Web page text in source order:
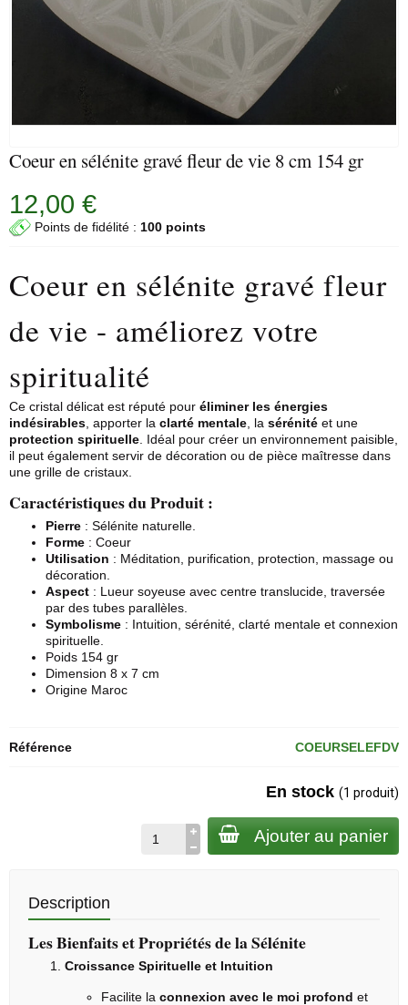
Coeur en sélénite gravé fleur de vie 8 cm 154 gr
12,00 €
Points de fidélité : 100 points
Coeur en sélénite gravé fleur
de vie - améliorez votre
spiritualité
Ce cristal délicat est réputé pour éliminer les énergies
indésirables , apporter la clarté mentale , la sérénité et une
protection spirituelle . Idéal pour créer un environnement paisible,
il peut également servir de décoration ou de pièce maîtresse dans
une grille de cristaux
Caractéristiques du Produit :
Pierre : Sélénite naturelle.
Forme : Coeur
Utilisation : Méditation, purification, protection, massage ou
décoration.
Aspect : Lueur soyeuse avec centre translucide, traversée
par des tubes parallèles.
Symbolisme : Intuition, sérénité, clarté mentale et connexion
spirituelle.
Poids 154 gr
Dimension 8 x 7 cm
Origine Maroc
Référence COEURSELEFDV
En stock (1 produit)
Ajouter au panier
Description
Les Bienfaits et Propriétés de la Sélénite
Croissance Spirituelle et Intuition
Facilite la connexion avec le moi profond et